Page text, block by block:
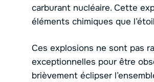
carburant nucléaire. Cette
éléments chimiques que
Ces explosions ne sont pas
exceptionnelles pour être
brièvement éclipser